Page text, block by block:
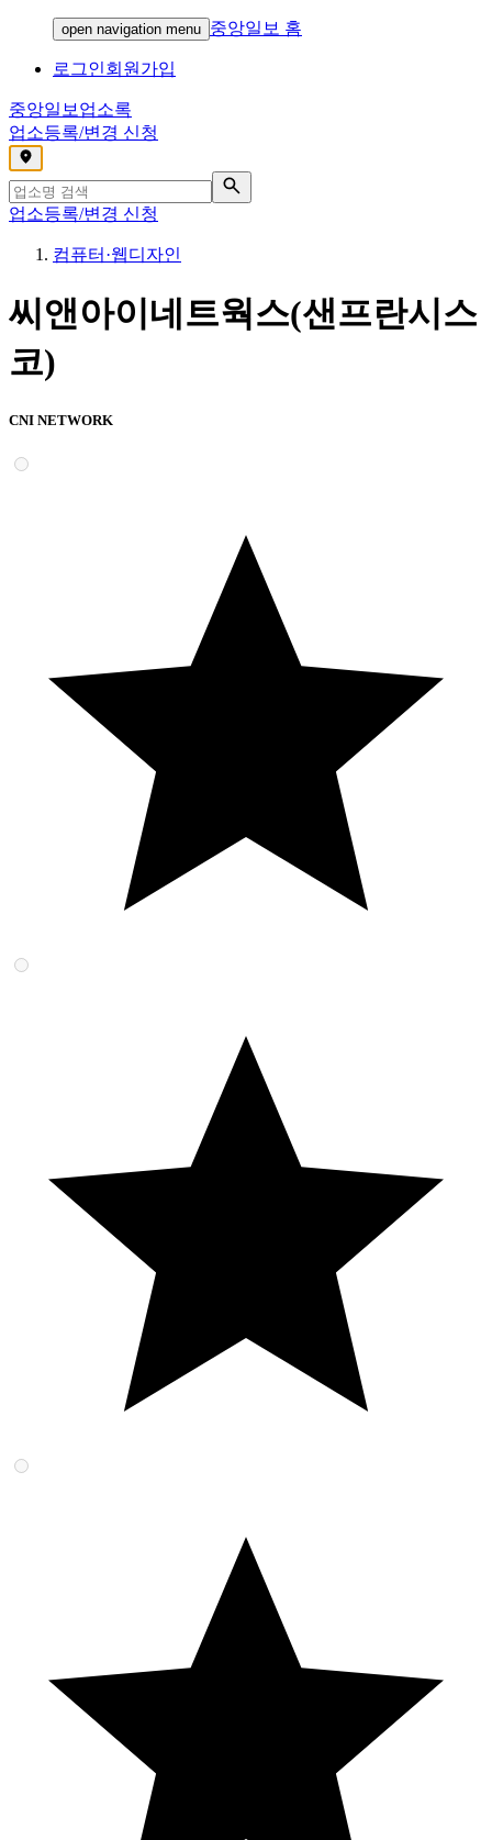
open navigation menu 중앙일보 홈
로그인회원가입
중앙일보 업소록
업소등록/변경 신청
,
업소등록/변경 신청
컴퓨터·웹디자인
씨앤아이네트웍스(샌프란시스
코)
CNI NETWORK